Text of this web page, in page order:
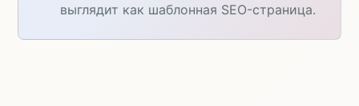
выглядит как шаблонная SEO-страница.